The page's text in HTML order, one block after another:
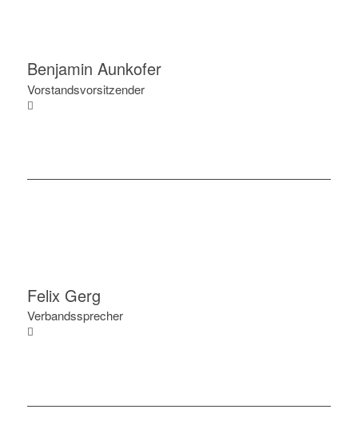
Benjamin Aunkofer
Vorstandsvorsitzender
Felix Gerg
Verbandssprecher